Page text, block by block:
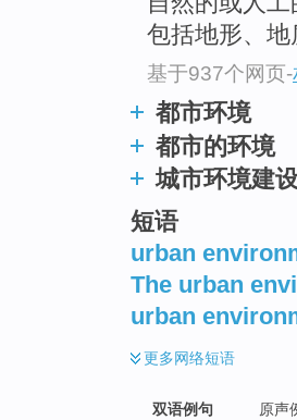
包括地形、
基于937个网页-
都市环境
都市的环境
城市环境建
短语
urban
The urban
urban
更多网络短语
双语例句 原声